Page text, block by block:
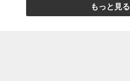
もっと見る